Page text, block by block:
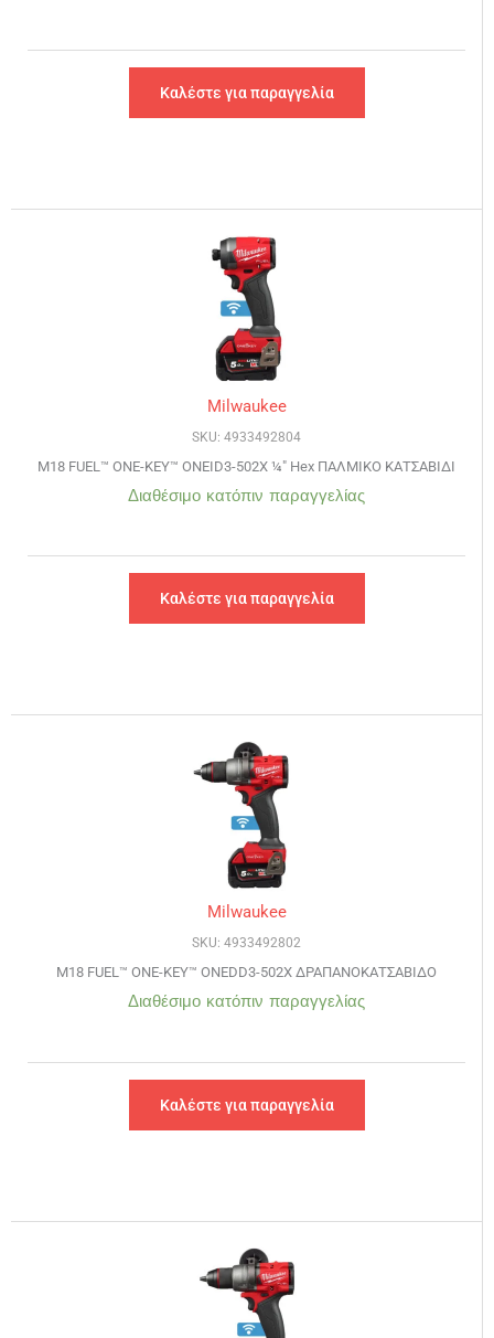
Καλέστε για παραγγελία
Milwaukee
SKU: 4933492804
M18 FUEL™ ONE-KEY™ ONEID3-502X ¼″ Hex ΠΑΛΜΙΚΟ ΚΑΤΣΑΒΙΔΙ
Διαθέσιμο κατόπιν παραγγελίας
Καλέστε για παραγγελία
Milwaukee
SKU: 4933492802
M18 FUEL™ ONE-KEY™ ONEDD3-502X ΔΡΑΠΑΝΟΚΑΤΣΑΒΙΔO
Διαθέσιμο κατόπιν παραγγελίας
Καλέστε για παραγγελία